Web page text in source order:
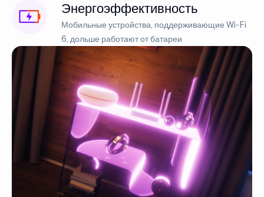
Энергоэффективность
Мобильные устройства, поддерживающие Wi-Fi
6, дольше работают от батареи